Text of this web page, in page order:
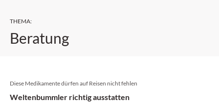
THEMA:
Beratung
Diese Medikamente dürfen auf Reisen nicht fehlen
Weltenbummler richtig ausstatten